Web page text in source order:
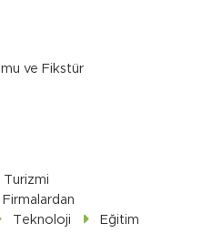
ve Fikstür
Turizmi
Firmalardan
Teknoloji
Eğitim